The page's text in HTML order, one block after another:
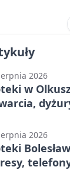
2026
w
2026